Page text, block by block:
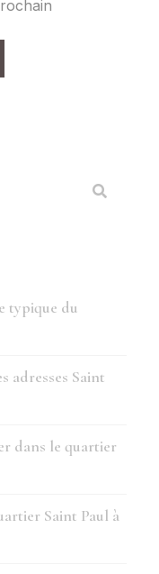
typique du
adresses Saint
dans le quartier
Saint Paul à